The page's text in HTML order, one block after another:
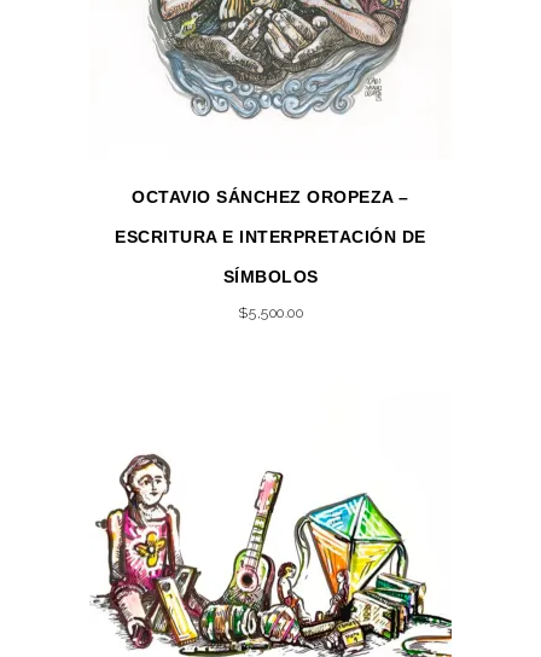
OCTAVIO SÁNCHEZ OROPEZA –
ESCRITURA E INTERPRETACIÓN DE
SÍMBOLOS
$5,500.00